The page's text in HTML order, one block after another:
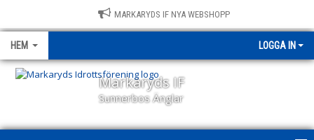
MARKARYDS IF NYA WEBSHOPP
HEM LOGGA IN
Markaryds IF
Sunnerbos Änglar